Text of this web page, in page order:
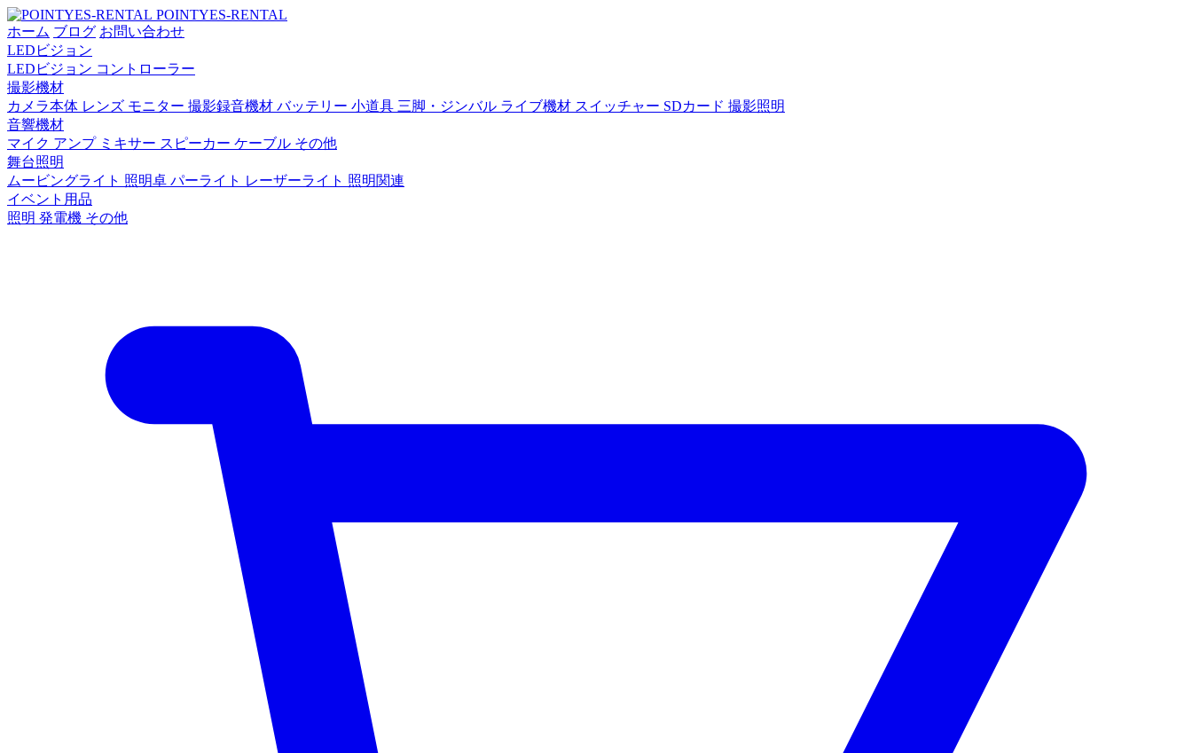
POINTYES-RENTAL
ホーム ブログ お問い合わせ
LEDビジョン
LEDビジョン コントローラー
撮影機材
カメラ本体 レンズ モニター 撮影録音機材 バッテリー 小道具 三脚・ジンバル ライブ機材 スイッチャー SDカード 撮影照明
音響機材
マイク アンプ ミキサー スピーカー ケーブル その他
舞台照明
ムービングライト 照明卓 パーライト レーザーライト 照明関連
イベント用品
照明 発電機 その他